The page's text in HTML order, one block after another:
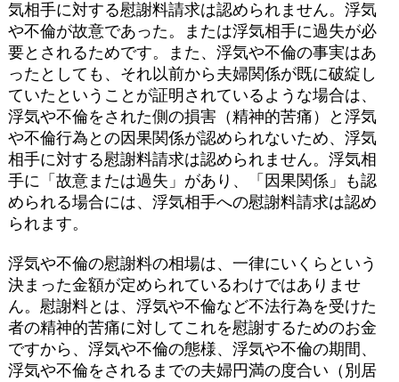
気相手に対する慰謝料請求は認められません。浮気
や不倫が故意であった。または浮気相手に過失が必
要とされるためです。また、浮気や不倫の事実はあ
ったとしても、それ以前から夫婦関係が既に破綻し
ていたということが証明されているような場合は、
浮気や不倫をされた側の損害（精神的苦痛）と浮気
や不倫行為との因果関係が認められないため、浮気
相手に対する慰謝料請求は認められません。浮気相
手に「故意または過失」があり、「因果関係」も認
められる場合には、浮気相手への慰謝料請求は認め
られます。
浮気や不倫の慰謝料の相場は、一律にいくらという
決まった金額が定められているわけではありませ
ん。慰謝料とは、浮気や不倫など不法行為を受けた
者の精神的苦痛に対してこれを慰謝するためのお金
ですから、浮気や不倫の態様、浮気や不倫の期間、
浮気や不倫をされるまでの夫婦円満の度合い（別居